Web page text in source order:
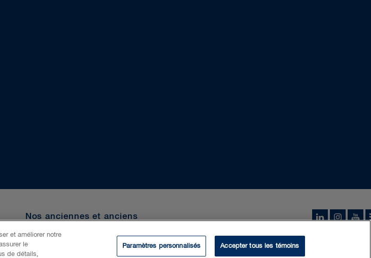
Nos anciennes et anciens
© 2026 Borden Ladner Gervais S.E.N.C.R.L., S.R.L. («BLG»). Tous droits
et améliorer notre
le
de détails,
Paramètres personnalisés Accepter tous les témoins